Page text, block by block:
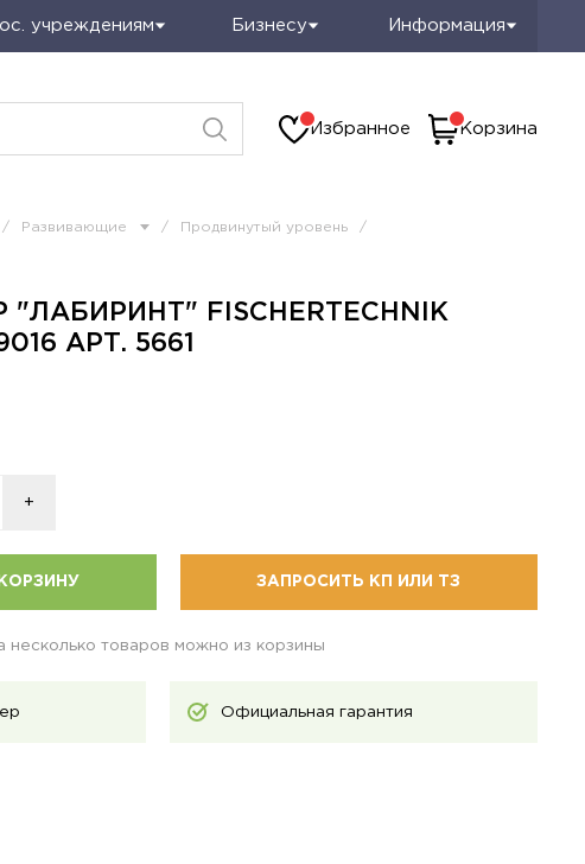
учреждениям Бизнесу Информация
Избранное Корзина
/ Развивающие / Продвинутый уровень
/
FISCHERTECHNIK
АРТ. 5661
+
ЗАПРОСИТЬ КП ИЛИ ТЗ
несколько товаров можно из корзины
Официальная гарантия